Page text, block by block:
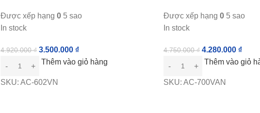
Được xếp hạng 0 5 sao
In stock
4.920.000₫ 3.500.000 ₫
Thêm vào giỏ hàng
SKU: AC-602VN
Được xếp hạng 0 5 sao
In stock
4.750.000₫ 4.280.000 ₫
Thêm vào giỏ
SKU: AC-700VAN